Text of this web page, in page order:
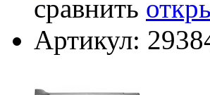
сравнить
Артикул: